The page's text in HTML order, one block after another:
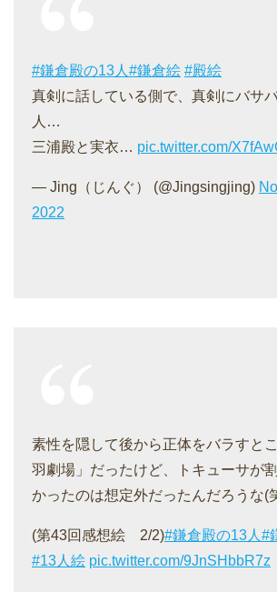
#鎌倉殿の13人 #鎌倉絵 #殿絵
真剣に話している側で、真剣にバサ
人…
三浦殿と実衣… pic.twitter.com/
— Jing（じんぐ） (@Jingsingjing)
2022
素性を隠して後から正体をバラすと
羽劇場」だったけど、トキューサが
かったのは想定外だったんだろうな(
(第43回感想絵 2/2)#鎌倉殿の13人 #
#13人絵 pic.twitter.com/9JnSHbbR7z